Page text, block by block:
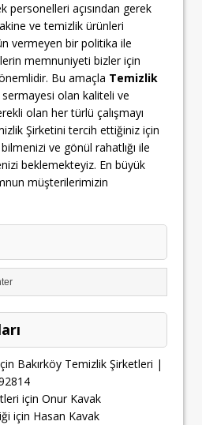
personelleri açısından gerek
ve temizlik ürünleri
vermeyen bir politika ile
memnuniyeti bizler için
Bu amaçla Temizlik
olan kaliteli ve
olan her türlü çalışmayı
Şirketini tercih ettiğiniz için
ve gönül rahatlığı ile
beklemekteyiz. En büyük
müşterilerimizin
Bakırköy Temizlik Şirketleri |
için Onur Kavak
için Hasan Kavak